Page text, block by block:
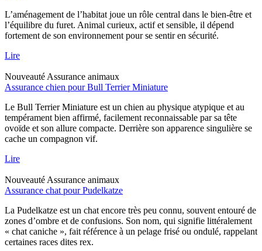
L’aménagement de l’habitat joue un rôle central dans le bien-être et
l’équilibre du furet. Animal curieux, actif et sensible, il dépend
fortement de son environnement pour se sentir en sécurité.
Lire
Nouveauté Assurance animaux
Assurance chien pour Bull Terrier Miniature
Le Bull Terrier Miniature est un chien au physique atypique et au
tempérament bien affirmé, facilement reconnaissable par sa tête
ovoïde et son allure compacte. Derrière son apparence singulière se
cache un compagnon vif.
Lire
Nouveauté Assurance animaux
Assurance chat pour Pudelkatze
La Pudelkatze est un chat encore très peu connu, souvent entouré de
zones d’ombre et de confusions. Son nom, qui signifie littéralement
« chat caniche », fait référence à un pelage frisé ou ondulé, rappelant
certaines races dites rex.